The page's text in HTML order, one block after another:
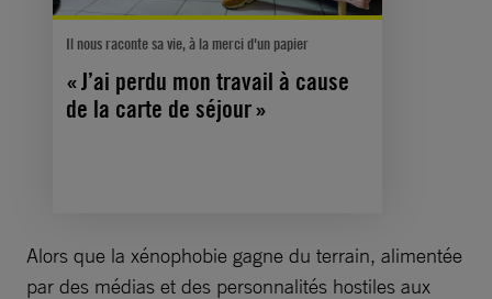
Il nous raconte sa vie, à la merci d'un papier
« J’ai perdu mon travail à cause
de la carte de séjour »
Alors que la xénophobie gagne du terrain, alimentée
par des médias et des personnalités hostiles aux